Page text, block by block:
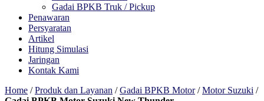
Gadai BPKB Truk / Pickup
Penawaran
Persyaratan
Artikel
Hitung Simulasi
Jaringan
Kontak Kami
Home /Produk dan Layanan /Gadai BPKB Motor/Motor Suzuki /